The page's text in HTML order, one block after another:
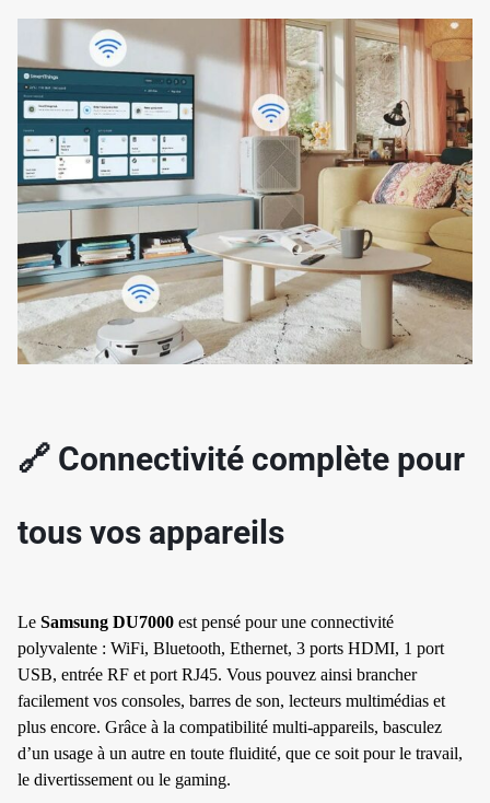
🔗 Connectivité complète pour
tous vos appareils
Le Samsung DU7000 est pensé pour une connectivité
polyvalente : WiFi, Bluetooth, Ethernet, 3 ports HDMI, 1 port
USB, entrée RF et port RJ45. Vous pouvez ainsi brancher
facilement vos consoles, barres de son, lecteurs multimédias et
plus encore. Grâce à la compatibilité multi-appareils, basculez
d’un usage à un autre en toute fluidité, que ce soit pour le travail,
le divertissement ou le gaming.
✱